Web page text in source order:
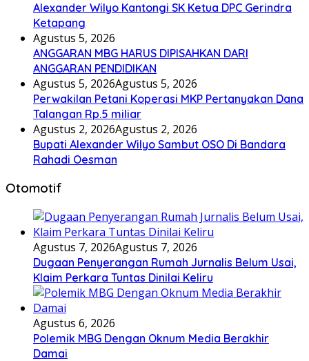
Alexander Wilyo Kantongi SK Ketua DPC Gerindra
Ketapang
Agustus 5, 2026
ANGGARAN MBG HARUS DIPISAHKAN DARI
ANGGARAN PENDIDIKAN
Agustus 5, 2026Agustus 5, 2026
Perwakilan Petani Koperasi MKP Pertanyakan Dana
Talangan Rp.5 miliar
Agustus 2, 2026Agustus 2, 2026
Bupati Alexander Wilyo Sambut OSO Di Bandara
Rahadi Oesman
Otomotif
Agustus 7, 2026Agustus 7, 2026
Dugaan Penyerangan Rumah Jurnalis Belum Usai,
Klaim Perkara Tuntas Dinilai Keliru
Agustus 6, 2026
Polemik MBG Dengan Oknum Media Berakhir
Damai